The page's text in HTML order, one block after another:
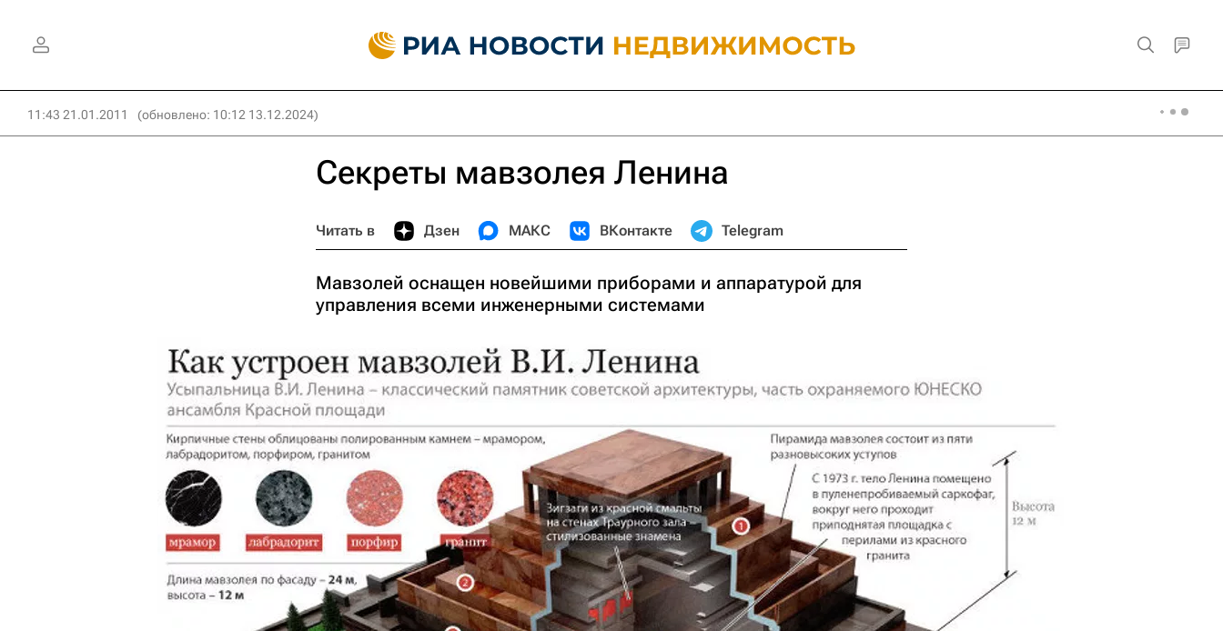
11:43 21.01.2011 (обновлено: 10:12 13.12.2024)
Секреты мавзолея Ленина
Читать в Дзен МАКС ВКонтакте Telegram
Мавзолей оснащен новейшими приборами и аппаратурой для
управления всеми инженерными системами